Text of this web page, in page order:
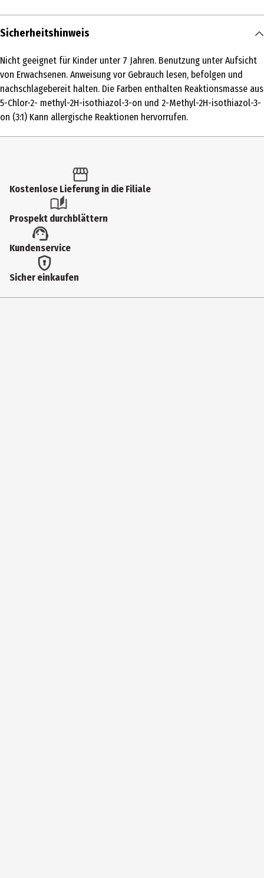
Inhalt
Produkttyp
Malen & Malen nach Zahlen
Altersempfehlung ab
Zielgruppe
Jugendliche|Erwachsene
Hersteller
Ravensburger Verlag GmbH
Herstelleradresse
Sicherheitshinweis
Nicht geeignet für Kinder unter 7 Jahren. Benutzung unter Aufsicht
von Erwachsenen. Anweisung vor Gebrauch lesen, befolgen und
nachschlagebereit halten. Die Farben enthalten Reaktionsmasse aus
5-Chlor-2- methyl-2H-isothiazol-3-on und 2-Methyl-2H-isothiazol-3-
on (3:1) Kann allergische Reaktionen hervorrufen.
Kostenlose Lieferung in die Filiale
Prospekt durchblättern
Kundenservice
Sicher einkaufen